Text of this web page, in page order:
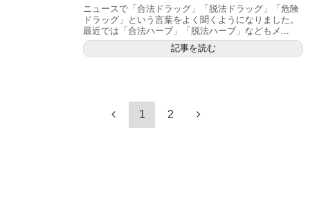
ニュースで「合法ドラッグ」「脱法ドラッグ」「危険
ドラッグ」という言葉をよく聞くようになりました。
最近では「合法ハーブ」「脱法ハーブ」などもメ...
記事を読む
1 2